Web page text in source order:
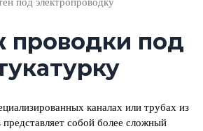
проводки под
каналах или трубах из
собой более сложный